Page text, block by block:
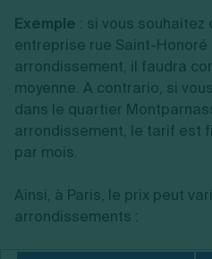
Exemple : si vous
entreprise rue Saint-Honoré
arrondissement, il faudra
moyenne. A contrario, si
dans le quartier
arrondissement, le tarif est
par mois.
Ainsi, à Paris, le prix peut
arrondissements :